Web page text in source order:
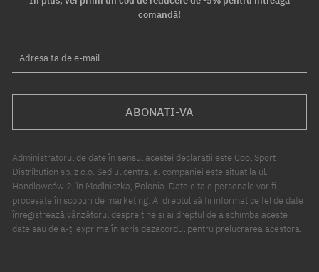
comandă!
Adresa ta de e-mail
ABONATI-VA
Administratorul de date în sensul acestei declarații este Cool Sport
Distribution sp. z o.o. Sediul central al companiei este situat la ul.
Handlowców 2, în Modlniczka, Polonia. Datele tale personale vor fi
procesate în scopuri de marketing. Ai dreptul să fii informat ce fel de date
înregistrează vânzătorul despre tine și ai dreptul de a schimba aceste
date sau de a-ți exprima în scris dezacordul pentru prelucrarea acestora.